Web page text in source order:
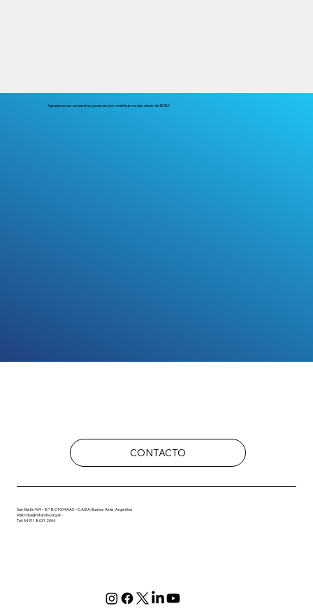
Agradecemos a nuestros sponsors por contribuir con las obras del RCBA
CONTACTO
San Martín 969 – 8º B. C1004AAS – C.A.B.A. Buenos Aires, Argentina
Mail: rcba@rotaryba.org.ar -
Tel.: 54911 8031 2004